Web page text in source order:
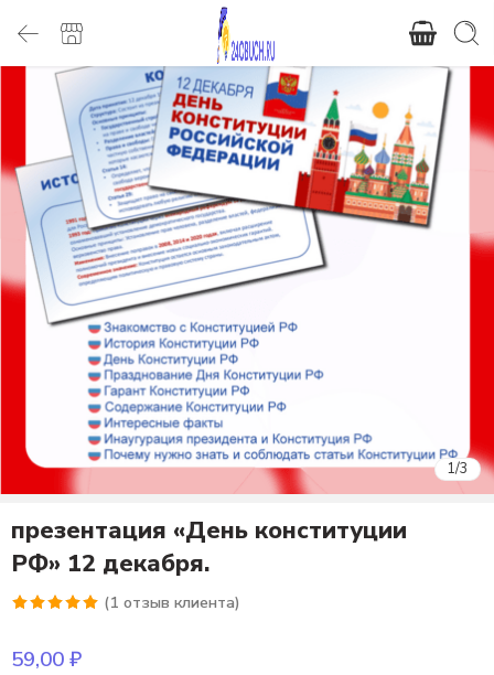
1/3
презентация «День конституции
РФ» 12 декабря.
5.00из 5
(1 отзыв клиента)
59,00₽